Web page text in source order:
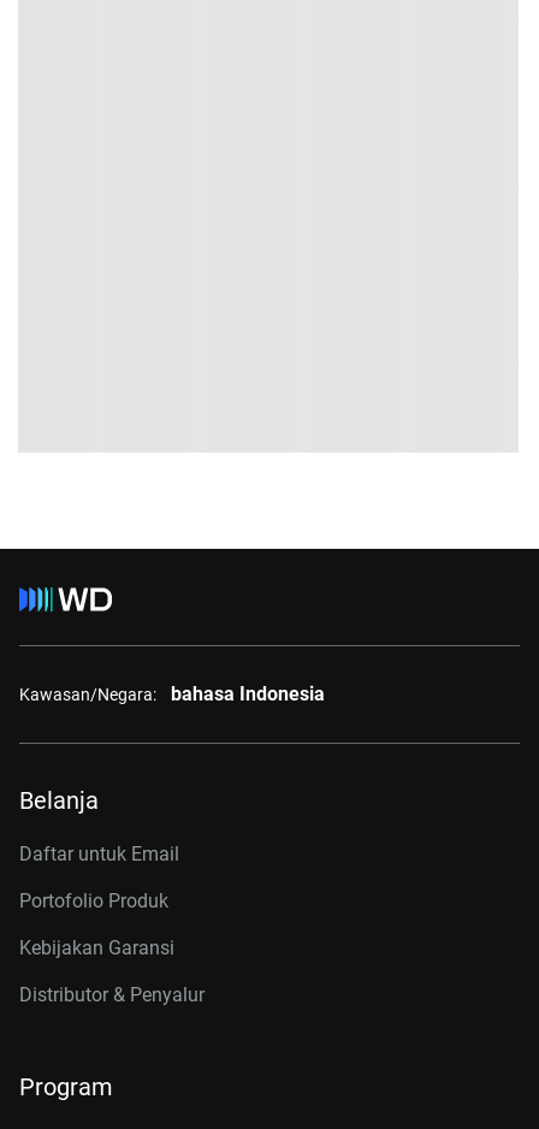
Kawasan/Negara: bahasa Indonesia
Belanja
Daftar untuk Email
Portofolio Produk
Kebijakan Garansi
Distributor & Penyalur
Program